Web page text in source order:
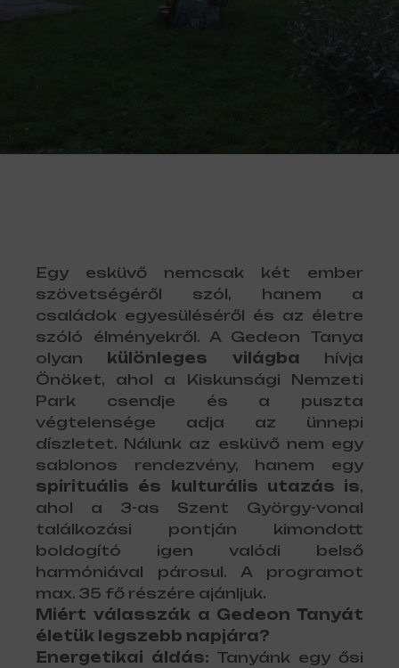
Egy esküvő nemcsak két ember
szövetségéről szól, hanem a
családok egyesüléséről és az életre
szóló élményekről. A Gedeon Tanya
olyan
különleges világba hívja
Önöket, ahol a Kiskunsági Nemzeti
Park csendje és a puszta
végtelensége adja az ünnepi
díszletet. Nálunk az esküvő nem egy
sablonos rendezvény, hanem egy
spirituális és kulturális utazás is,
ahol a 3-as Szent György-vonal
találkozási pontján kimondott
boldogító igen valódi belső
harmóniával párosul. A programot
max. 35 fő részére ajánljuk.
Miért válasszák a Gedeon Tanyát
életük legszebb napjára?
Energetikai áldás: Tanyánk egy ősi